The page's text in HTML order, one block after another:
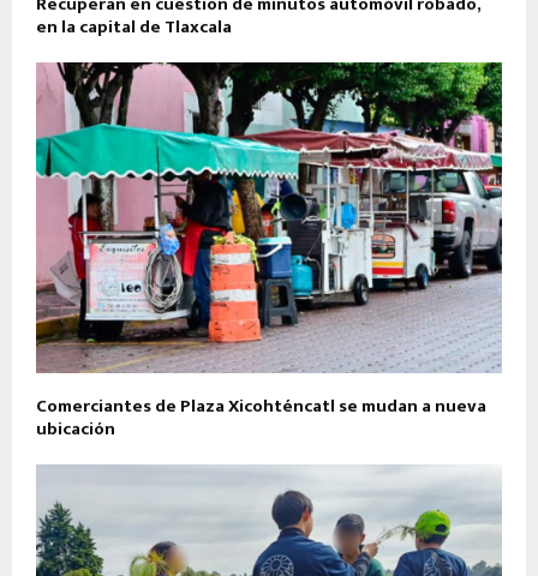
en la capital de Tlaxcala
Comerciantes de Plaza Xicohténcatl se mudan a nueva
ubicación